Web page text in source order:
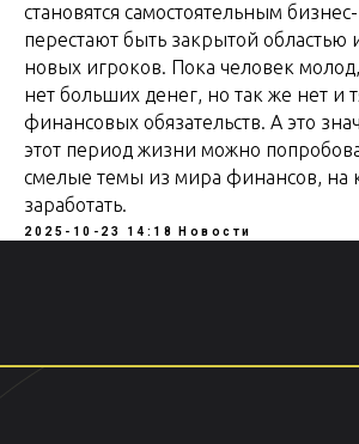
становятся самостоятельным
перестают быть закрытой областью
новых игроков. Пока человек
нет больших денег, но так же нет и
финансовых обязательств. А это
этот период жизни можно
смелые темы из мира финансов, на
заработать.
2025-10-23 14:18 Новости